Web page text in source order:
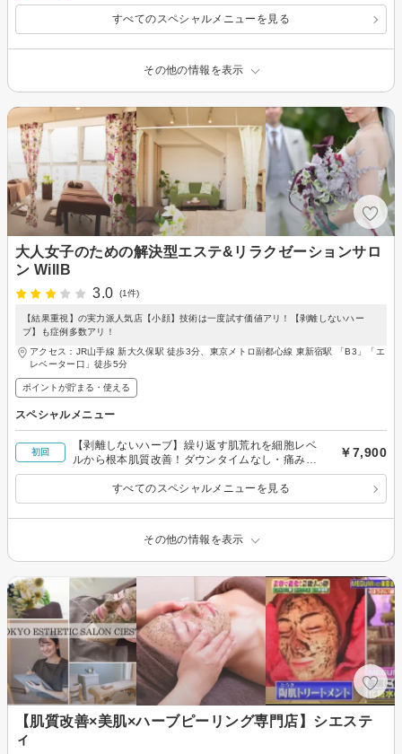
すべてのスペシャルメニューを見る
その他の情報を表示
大人女子のための解決型エステ&リラクゼーションサロ
ン WillB
3.0
(1件)
【結果重視】の実力派人気店【小顔】技術は一度試す価値アリ！【剥離しないハー
ブ】も症例多数アリ！
アクセス：JR山手線 新大久保駅 徒歩3分、東京メトロ副都心線 東新宿駅 「B3」「エ
レベーター口」徒歩5分
ポイントが貯まる・使える
スペシャルメニュー
初回
【剥離しないハーブ】繰り返す肌荒れを細胞レベ
ルから根本肌質改善！ダウンタイムなし・痛みな
し！
￥7,900
すべてのスペシャルメニューを見る
その他の情報を表示
【肌質改善×美肌×ハーブピーリング専門店】シエステ
ィ